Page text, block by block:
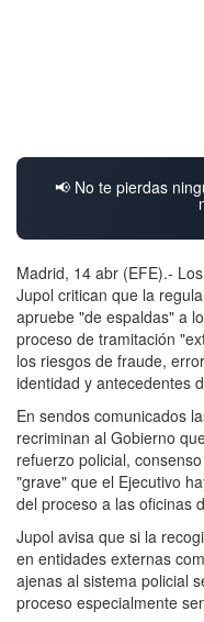
📢 No te pierdas
Madrid, 14 abr (EFE).-
Jupol critican que la
apruebe "de espaldas" a
proceso de tramitación
los riesgos de fraude,
identidad y antecedentes
En sendos comunicados
recriminan al Gobierno
refuerzo policial,
"grave" que el Ejecutivo
del proceso a las oficinas
Jupol avisa que si la
en entidades externas
ajenas al sistema policial
proceso especialmente